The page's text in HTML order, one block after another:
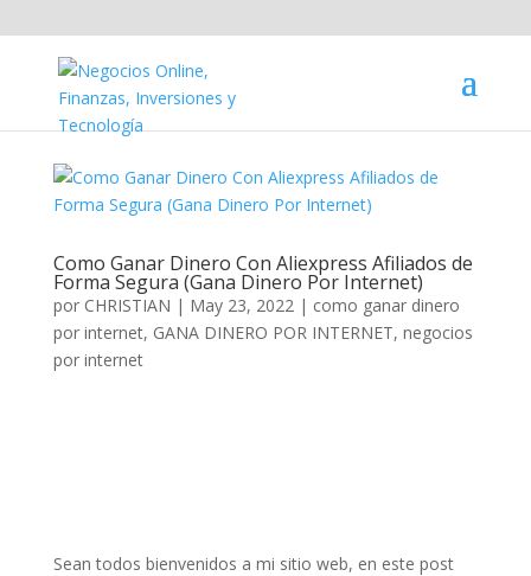
Como Ganar Dinero Con Aliexpress Afiliados de
Forma Segura (Gana Dinero Por Internet)
por CHRISTIAN | May 23, 2022| como ganar dinero
por internet, GANA DINERO POR INTERNET, negocios
por internet
Sean todos bienvenidos a mi sitio web, en este post